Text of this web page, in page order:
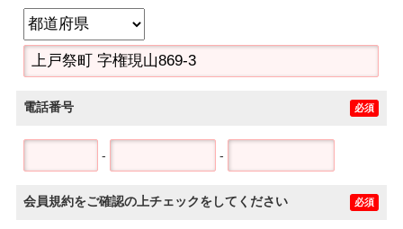
電話番号 必須
- -
会員規約をご確認の上チェックをしてください 必須